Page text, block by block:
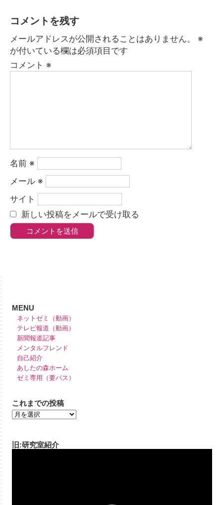
コメントを残す
メールアドレスが公開されることはありません。
※
が付いている欄は必須項目です
コメント ※
名前 ※
メール ※
サイト
新しい投稿をメールで受け取る
MENU
ネットゼミ（動画）
テレビ報道（動画）
新聞報道記事
メンタルフレンド
自己紹介
あしたの森ホーム
ゼミ専用（要パス）
これまでの投稿
旧:研究室紹介